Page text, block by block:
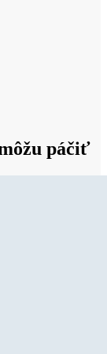
páčiť